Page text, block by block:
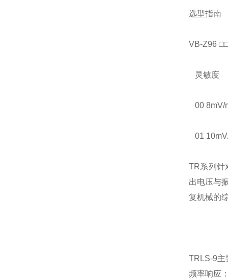
选型指南
VB-Z96
灵敏度
00
01
TR系列针
出电压与
复机械的
TRLS-9主
频率响应